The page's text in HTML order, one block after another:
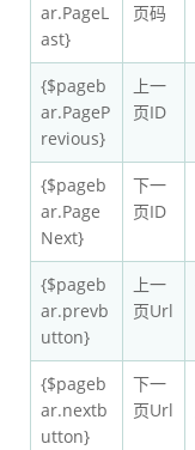
ar.PageL
ast}
页码
{$pageb
ar.PageP
revious}
上一
页ID
{$pageb
ar.Page
Next}
下一
页ID
{$pageb
ar.prevb
utton}
上一
页Url
{$pageb
ar.nextb
utton}
下一
页Url